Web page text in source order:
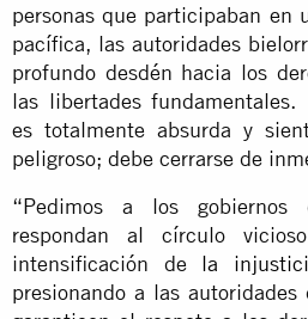
personas que participaban en
pacífica, las autoridades
profundo desdén hacia los
las libertades fundamentales.
es totalmente absurda y
peligroso; debe cerrarse de
“Pedimos a los
respondan al círculo
intensificación de la
presionando a las